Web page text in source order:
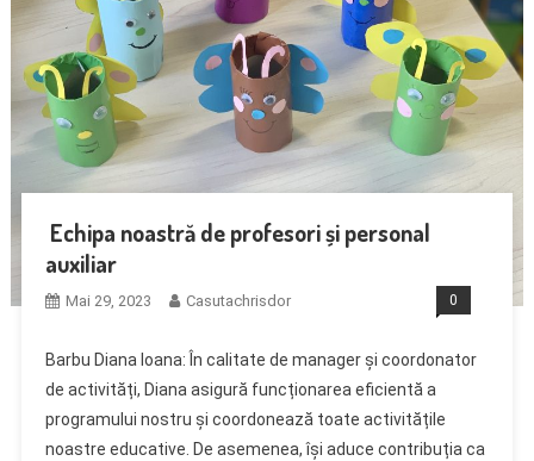
Echipa noastră de profesori și personal
auxiliar
Mai 29, 2023 Casutachrisdor 0
Barbu Diana Ioana: În calitate de manager și coordonator
de activități, Diana asigură funcționarea eficientă a
programului nostru și coordonează toate activitățile
noastre educative. De asemenea, își aduce contribuția ca